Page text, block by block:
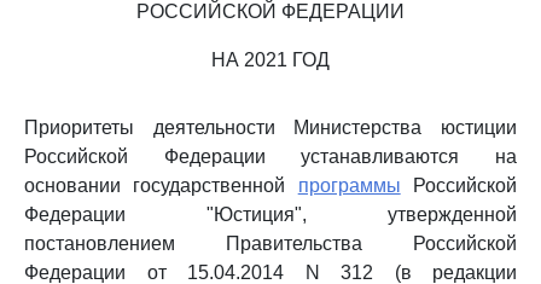
РОССИЙСКОЙ ФЕДЕРАЦИИ
НА 2021 ГОД
Приоритеты деятельности Министерства юстиции
Российской Федерации устанавливаются на
основании государственной программы Российской
Федерации "Юстиция", утвержденной
постановлением Правительства Российской
Федерации от 15.04.2014 N 312 (в редакции